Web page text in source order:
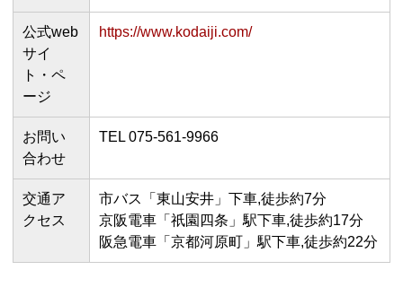
公式web
サイ
ト・ペ
ージ
https://www.kodaiji.com/
お問い
合わせ
TEL 075-561-9966
交通ア
クセス
市バス「東山安井」下車,徒歩約7分
京阪電車「祇園四条」駅下車,徒歩約17分
阪急電車「京都河原町」駅下車,徒歩約22分